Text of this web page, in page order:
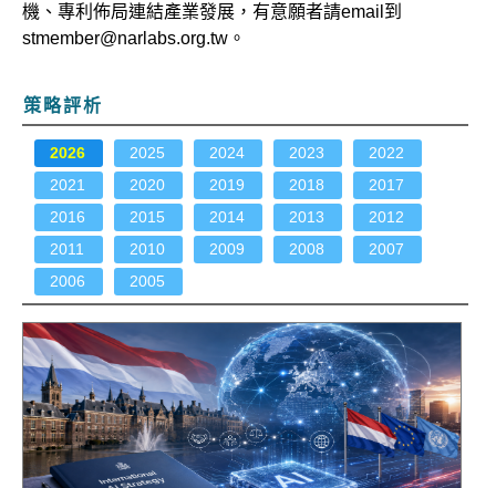
機、專利佈局連結產業發展，有意願者請email到
stmember@narlabs.org.tw。
策略評析
2026 2025 2024 2023
2022
2021
2020 2019 2018
2017
2016
2015 2014 2013
2012
2011
2010 2009 2008
2007
2006
2005